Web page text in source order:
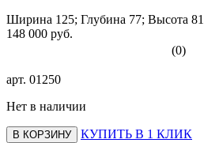
Ширина 125; Глубина 77; Высота 81
148 000 руб.
(0)
арт. 01250
Нет в наличии
В КОРЗИНУ
КУПИТЬ В 1 КЛИК